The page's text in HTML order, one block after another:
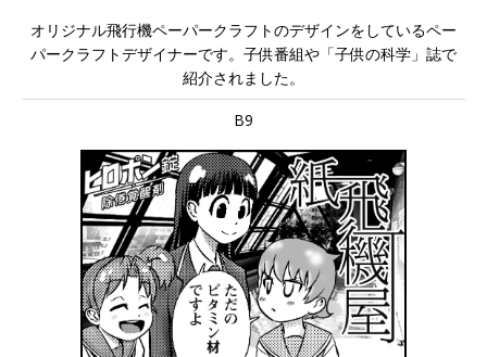
オリジナル飛行機ペーパークラフトのデザインをしているペー
パークラフトデザイナーです。子供番組や「子供の科学」誌で
紹介されました。
B9